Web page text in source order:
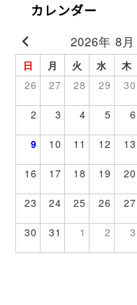
カレンダー
2026年 8月
日 月 火 水 木
26
27 28 29 30
2 3 4 5 6
9 10 11 12 13
16 17 18 19 20
23 24 25 26 27
30 31 1 2 3